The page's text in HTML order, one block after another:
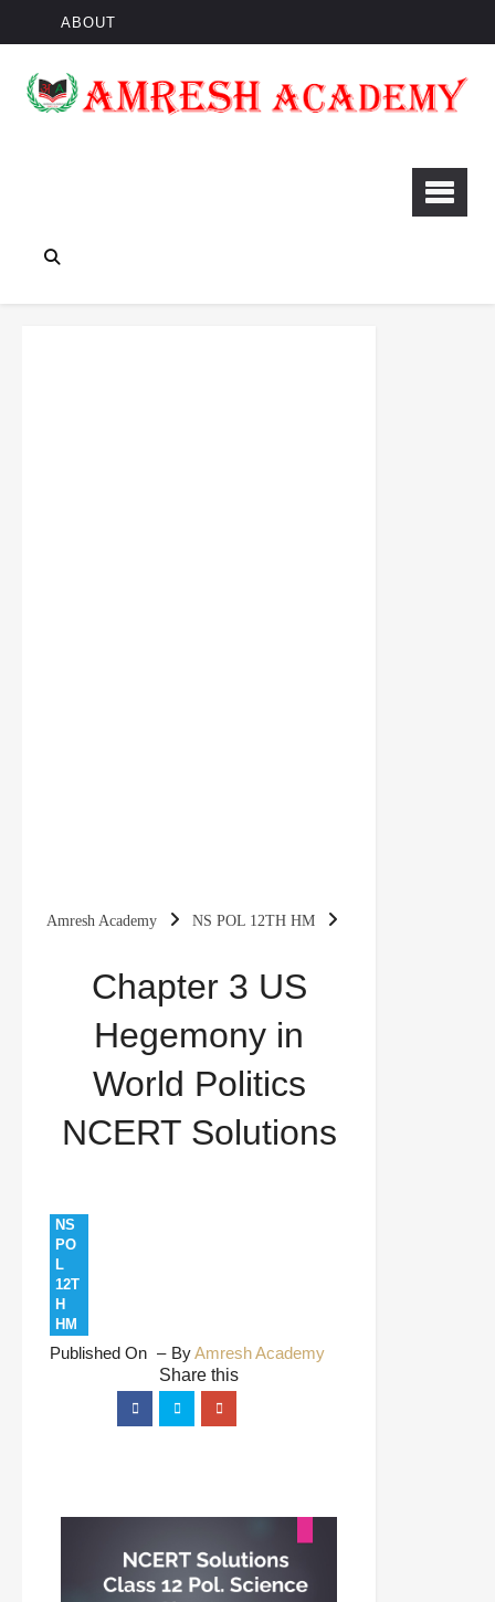
ABOUT
Amresh Academy NS POL 12TH HM
NCERT SolutionsChapter 3 US
Hegemony in
World Politics
NCERT Solutions
NS
PO
L
12T
H
HM
Published On ByAmresh Academy